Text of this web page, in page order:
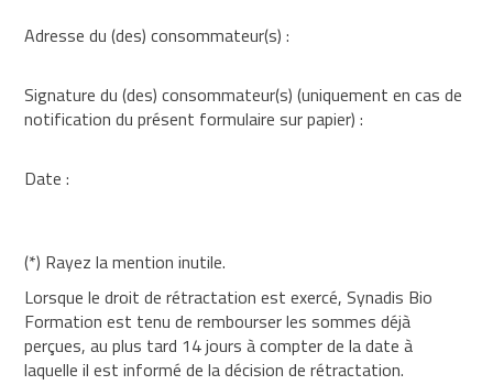
Adresse du (des) consommateur(s) :
Signature du (des) consommateur(s) (uniquement en cas de
notification du présent formulaire sur papier) :
Date :
(*) Rayez la mention inutile.
Lorsque le droit de rétractation est exercé, Synadis Bio
Formation est tenu de rembourser les sommes déjà
perçues, au plus tard 14 jours à compter de la date à
laquelle il est informé de la décision de rétractation.